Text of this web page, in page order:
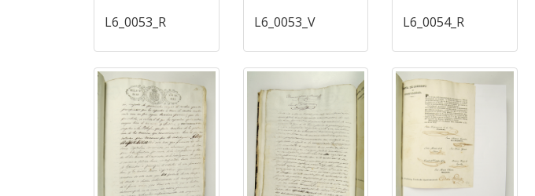
L6_0053_R L6_0053_V L6_0054_R